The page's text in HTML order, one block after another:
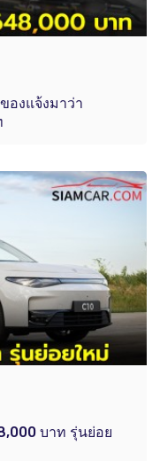
ของแจ้งมาว่า
บาท รุ่นย่อย